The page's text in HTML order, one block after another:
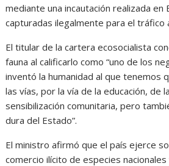
mediante una incautación realizada en
capturadas ilegalmente para el tráfico
El titular de la cartera ecosocialista
fauna al calificarlo como “uno de los
inventó la humanidad al que tenemos
las vías, por la vía de la educación, de
sensibilización comunitaria, pero
dura del Estado”.
El ministro afirmó que el país ejerce
comercio ilícito de especies